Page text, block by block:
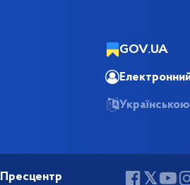
GOV.UA
Українською
Пресцентр